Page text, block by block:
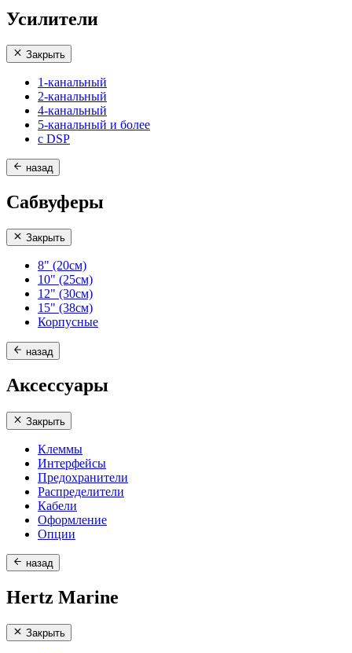
Усилители
Закрыть
1-канальный
2-канальный
4-канальный
5-канальный и более
с DSP
назад
Сабвуферы
Закрыть
8" (20см)
10" (25см)
12" (30см)
15" (38см)
Корпусные
назад
Аксессуары
Закрыть
Клеммы
Интерфейсы
Предохранители
Распределители
Кабели
Оформление
Опции
назад
Hertz Marine
Закрыть